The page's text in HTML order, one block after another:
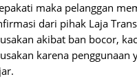
maka pelanggan
dari pihak Laja
akibat ban bocor,
karena penggunaan